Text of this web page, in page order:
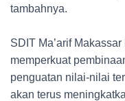
tambahnya.
SDIT Ma’arif
memperkuat
penguatan nilai-nilai
akan terus